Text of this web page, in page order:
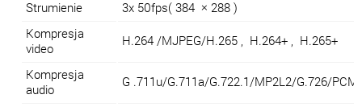
Strumienie
3x 50fps( 384 × 288 )
Kompresja
video
H.264 /MJPEG/H.265 , H.264+ , H.265+
Kompresja
audio
G .711u/G.711a/G.722.1/MP2L2/G.726/PCM